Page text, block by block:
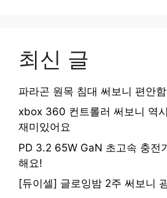
최신 글
파라곤 원목 침대 써보니 편안
xbox 360 컨트롤러 써보니 역
재미있어요
PD 3.2 65W GaN 초고속 충전
해요!
[듀이셀] 글로잉밤 2주 써보니